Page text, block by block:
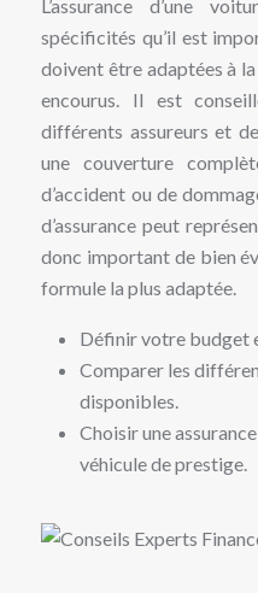
L’assurance d’une
spécificités qu’il est
doivent être adaptées à
encourus. Il est
différents assureurs et
une couverture
d’accident ou de
d’assurance peut
donc important de bien
formule la plus adaptée.
Définir votre budget
Comparer les
disponibles.
Choisir une
véhicule de prestige.